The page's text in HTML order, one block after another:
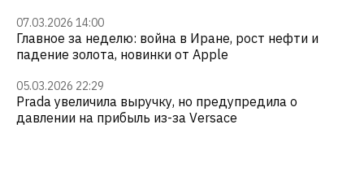
07.03.2026 14:00
Главное за неделю: война в Иране, рост нефти и
падение золота, новинки от Apple
05.03.2026 22:29
Prada увеличила выручку, но предупредила о
давлении на прибыль из-за Versace